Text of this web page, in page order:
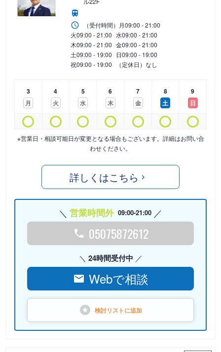
（受付時間） 月09:00 - 21:00
火09:00 - 21:00 水09:00 - 21:00
木09:00 - 21:00 金09:00 - 21:00
土09:00 - 19:00 日09:00 - 19:00
祝09:00 - 19:00 （定休日）なし
3
月
4
火
5
水
6
木
7
金
8
土
9
日
※営業日・相談可能日が変更となる場合もございます。詳細はお問い合
わせください。
詳しくはこちら
営業時間外 09:00-21:00
05075872612
24時間受付中
Webで相談
検討リストに追加